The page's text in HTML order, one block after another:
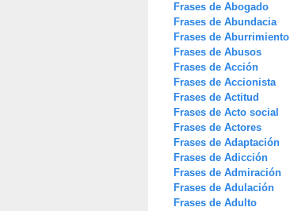
Frases de Abogado
Frases de Abundacia
Frases de Aburrimiento
Frases de Abusos
Frases de Acción
Frases de Accionista
Frases de Actitud
Frases de Acto social
Frases de Actores
Frases de Adaptación
Frases de Adicción
Frases de Admiración
Frases de Adulación
Frases de Adulto